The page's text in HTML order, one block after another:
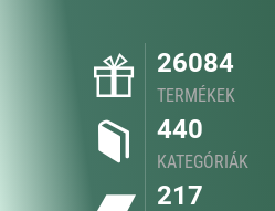
26084
TERMÉKEK
440
KATEGÓRIÁK
217